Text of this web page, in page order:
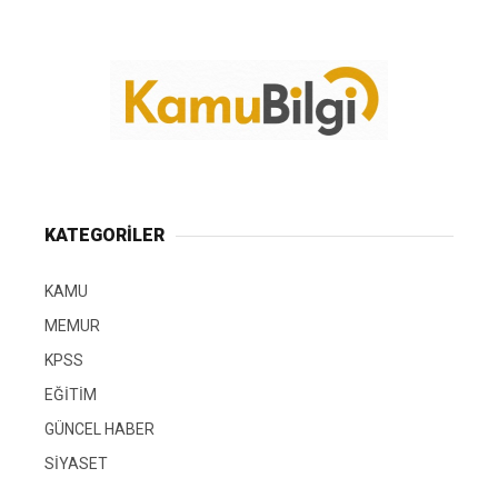
KATEGORİLER
KAMU
MEMUR
KPSS
EĞİTİM
GÜNCEL HABER
SİYASET